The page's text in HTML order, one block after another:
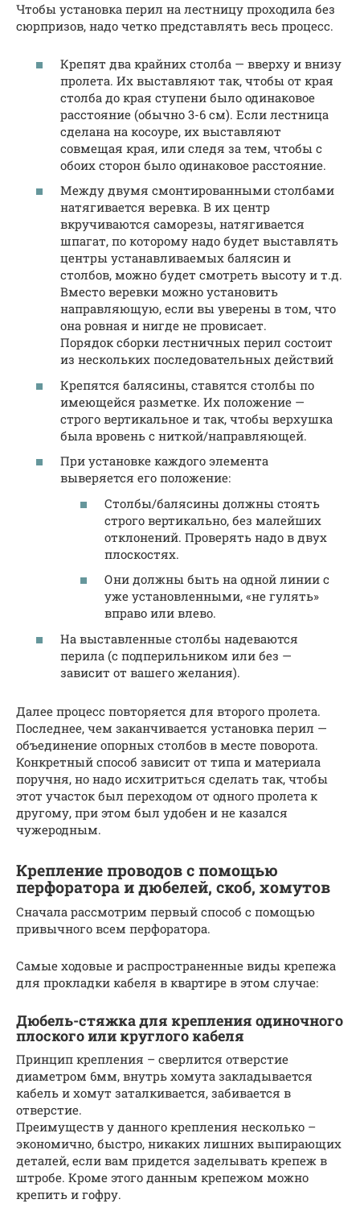
Чтобы установка перил на лестницу проходила без
сюрпризов, надо четко представлять весь процесс.
Крепят два крайних столба — вверху и внизу
пролета. Их выставляют так, чтобы от края
столба до края ступени было одинаковое
расстояние (обычно 3-6 см). Если лестница
сделана на косоуре, их выставляют
совмещая края, или следя за тем, чтобы с
обоих сторон было одинаковое расстояние.
Между двумя смонтированными столбами
натягивается веревка. В их центр
вкручиваются саморезы, натягивается
шпагат, по которому надо будет выставлять
центры устанавливаемых балясин и
столбов, можно будет смотреть высоту и т.д.
Вместо веревки можно установить
направляющую, если вы уверены в том, что
она ровная и нигде не провисает.
Порядок сборки лестничных перил состоит
из нескольких последовательных действий
Крепятся балясины, ставятся столбы по
имеющейся разметке. Их положение —
строго вертикальное и так, чтобы верхушка
была вровень с ниткой/направляющей.
При установке каждого элемента
выверяется его положение:
Столбы/балясины должны стоять
строго вертикально, без малейших
отклонений. Проверять надо в двух
плоскостях.
Они должны быть на одной линии с
уже установленными, «не гулять»
вправо или влево.
На выставленные столбы надеваются
перила (с подперильником или без —
зависит от вашего желания).
Далее процесс повторяется для второго пролета.
Последнее, чем заканчивается установка перил —
объединение опорных столбов в месте поворота.
Конкретный способ зависит от типа и материала
поручня, но надо исхитриться сделать так, чтобы
этот участок был переходом от одного пролета к
другому, при этом был удобен и не казался
чужеродным.
Крепление проводов с помощью
перфоратора и дюбелей, скоб, хомутов
Сначала рассмотрим первый способ с помощью
привычного всем перфоратора.
Самые ходовые и распространенные виды крепежа
для прокладки кабеля в квартире в этом случае:
Дюбель-стяжка для крепления одиночного
плоского или круглого кабеля
Принцип крепления – сверлится отверстие
диаметром 6мм, внутрь хомута закладывается
кабель и хомут заталкивается, забивается в
отверстие.
Преимуществ у данного крепления несколько –
экономично, быстро, никаких лишних выпирающих
деталей, если вам придется заделывать крепеж в
штробе. Кроме этого данным крепежом можно
крепить и гофру.